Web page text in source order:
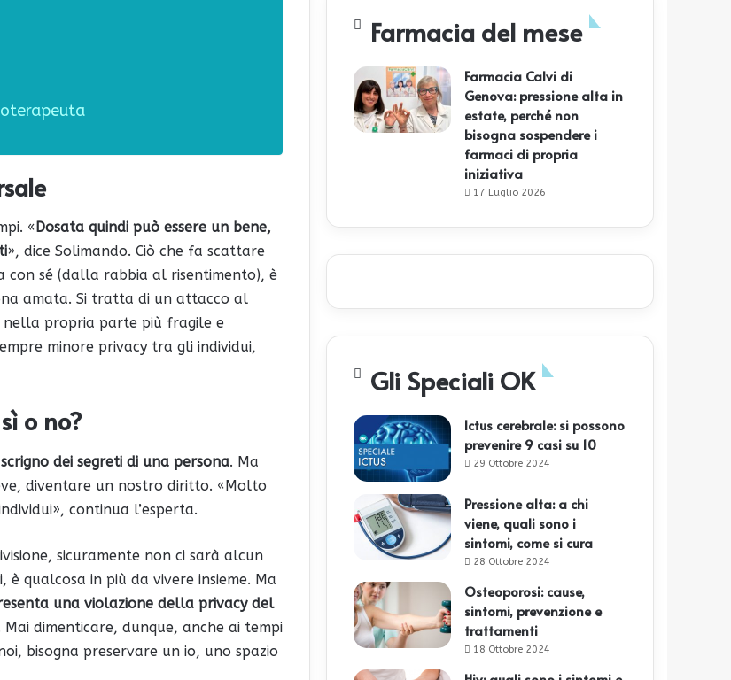
« Dosata quindi può essere un bene,
», dice Solimando. Ciò che fa scattare
con sé (dalla rabbia al risentimento), è
amata. Si tratta di un attacco al
propria parte più fragile e
minore privacy tra gli individui,
o no?
dei segreti di una persona. Ma
diventare un nostro diritto. «Molto
continua l’esperta.
sicuramente non ci sarà alcun
qualcosa in più da vivere insieme. Ma
una violazione della privacy del
dimenticare, dunque, anche ai tempi
bisogna preservare un io, uno spazio
Farmacia del mese
Farmacia Calvi di
Genova: pressione alta in
estate, perché non
bisogna sospendere i
farmaci di propria
iniziativa
17 Luglio 2026
Gli Speciali OK
Ictus cerebrale: si possono
prevenire 9 casi su 10
29 Ottobre 2024
Pressione alta: a chi
viene, quali sono i
sintomi, come si cura
28 Ottobre 2024
Osteoporosi: cause,
sintomi, prevenzione e
trattamenti
18 Ottobre 2024